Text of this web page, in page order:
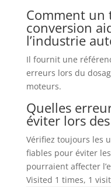
Comment un
conversion
l’industrie
Il fournit une
erreurs lors du
moteurs.
Quelles
éviter lors
Vérifiez toujours les
fiables pour éviter
pourraient affecter
Visited 1 times, 1